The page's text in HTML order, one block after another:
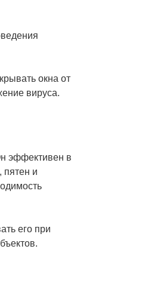
окна от
вируса.
эффективен в
пятен и
его при